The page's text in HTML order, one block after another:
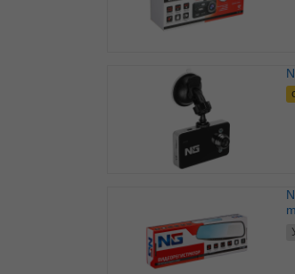
NG Видеорегистратор на зерк.заднего вида, HD,